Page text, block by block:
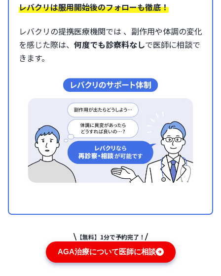
レバクリは服用開始後のフォローも徹底！
レバクリの提携医療機関では 、副作用や体調の変化
を感じた際は、 何度でも診察料なしで医師に相談で
きます。
【無料】1分で予約完了！
AGA治療について医師に相談